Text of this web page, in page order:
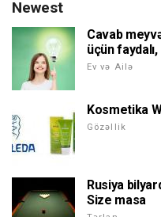
Newest
Cavab
üçün faydalı,
Ev və Ailə
Kosmetika
Gözəllik
Rusiya
Size masa